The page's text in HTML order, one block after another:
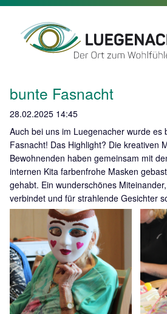
bunte Fasnacht
28.02.2025 14:45
Auch bei uns im Luegenacher wurde es
Fasnacht! Das Highlight? Die kreativen
Bewohnenden haben gemeinsam mit
internen Kita farbenfrohe Masken
gehabt. Ein wunderschönes
verbindet und für strahlende Gesichter